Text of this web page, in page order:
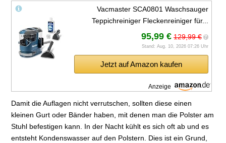
Vacmaster SCA0801 Waschsauger
Teppichreiniger Fleckenreiniger für...
95,99 € 129,99 € ?
Stand: Aug. 10, 2026 07:26 Uhr
Jetzt auf Amazon kaufen
Anzeige
Damit die Auflagen nicht verrutschen, sollten diese einen
kleinen Gurt oder Bänder haben, mit denen man die Polster am
Stuhl befestigen kann. In der Nacht kühlt es sich oft ab und es
entsteht Kondenswasser auf den Polstern. Dies ist ein Grund,